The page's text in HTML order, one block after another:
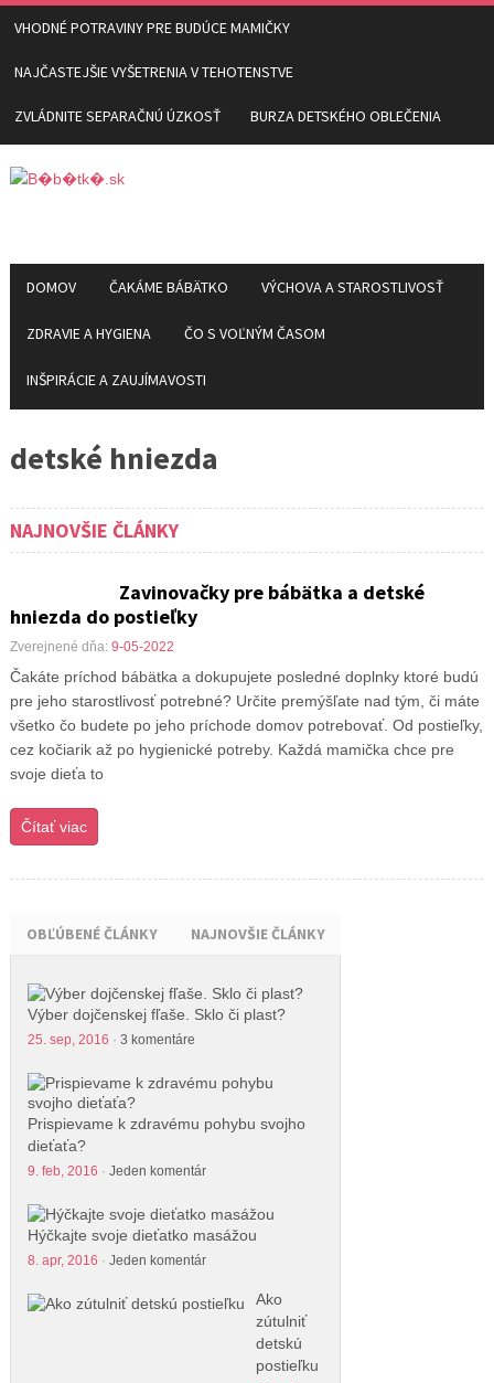
VHODNÉ POTRAVINY PRE BUDÚCE MAMIČKY
NAJČASTEJŠIE VYŠETRENIA V TEHOTENSTVE
ZVLÁDNITE SEPARAČNÚ ÚZKOSŤ BURZA DETSKÉHO OBLEČENIA
DOMOV ČAKÁME BÁBÄTKO VÝCHOVA A STAROSTLIVOSŤ
ZDRAVIE A HYGIENA ČO S VOĽNÝM ČASOM
INŠPIRÁCIE A ZAUJÍMAVOSTI
detské hniezda
NAJNOVŠIE ČLÁNKY
Zavinovačky pre bábätka a detské
hniezda do postieľky
Zverejnené dňa: 9-05-2022
Čakáte príchod bábätka a dokupujete posledné doplnky ktoré budú
pre jeho starostlivosť potrebné? Určite premýšľate nad tým, či máte
všetko čo budete po jeho príchode domov potrebovať. Od postieľky,
cez kočiarik až po hygienické potreby. Každá mamička chce pre
svoje dieťa to
Čítať viac
OBĽÚBENÉ ČLÁNKY NAJNOVŠIE ČLÁNKY
Výber dojčenskej fľaše. Sklo či plast?
25. sep, 2016 · 3 komentáre
Prispievame k zdravému pohybu svojho
dieťaťa?
9. feb, 2016 · Jeden komentár
Hýčkajte svoje dieťatko masážou
8. apr, 2016 · Jeden komentár
Ako
zútulniť
detskú
postieľku